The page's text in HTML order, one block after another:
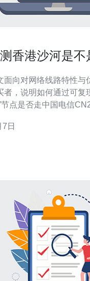
香港沙河是不
面向对网络线路特性与
者，说明如何通过可复
节点是否走中国电信
操作步骤与解读要点，
日